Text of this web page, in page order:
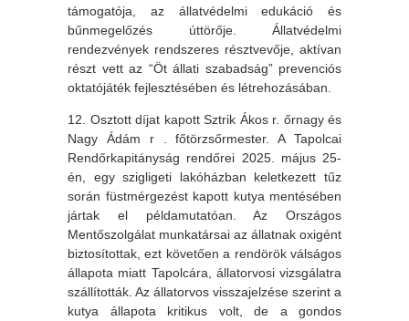
támogatója, az állatvédelmi edukáció és
bűnmegelőzés úttörője. Állatvédelmi
rendezvények rendszeres résztvevője, aktívan
részt vett az “Öt állati szabadság” prevenciós
oktatójáték fejlesztésében és létrehozásában.
12. Osztott díjat kapott Sztrik Ákos r. őrnagy és
Nagy Ádám r . főtörzsőrmester. A Tapolcai
Rendőrkapitányság rendőrei 2025. május 25-
én, egy szigligeti lakóházban keletkezett tűz
során füstmérgezést kapott kutya mentésében
jártak el példamutatóan. Az Országos
Mentőszolgálat munkatársai az állatnak oxigént
biztosítottak, ezt követően a rendörök válságos
állapota miatt Tapolcára, állatorvosi vizsgálatra
szállították. Az állatorvos visszajelzése szerint a
kutya állapota kritikus volt, de a gondos